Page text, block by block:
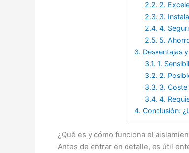
2.2. 2.
2.3. 3.
2.4. 4.
2.5. 5.
3. Desventajas
3.1. 1.
3.2. 2.
3.3. 3. Coste
3.4. 4.
4. Conclusión:
¿Qué es y cómo funciona el
Antes de entrar en detalle, es útil